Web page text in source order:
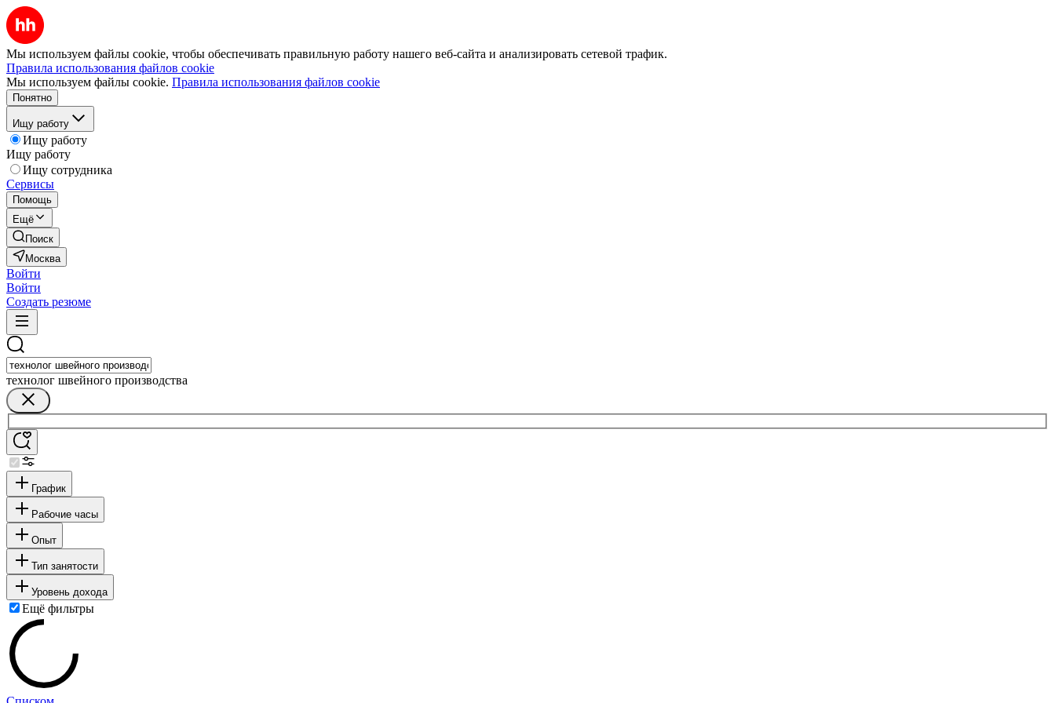
Мы используем файлы cookie, чтобы обеспечивать правильную работу нашего веб-сайта и анализировать сетевой трафик.
Правила использования файлов cookie
Мы используем файлы cookie. Правила использования файлов cookie
Понятно
Ищу работу
Ищу работу
Ищу работу
Ищу сотрудника
Сервисы
Помощь
Ещё
Поиск
Москва
Войти
Войти
Создать резюме
технолог швейного производства
График
Рабочие часы
Опыт
Тип занятости
Уровень дохода
Ещё фильтры